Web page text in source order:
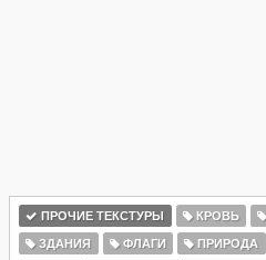
ПРОЧИЕ ТЕКСТУРЫ КРОВЬ
ЗДАНИЯ
ФЛАГИ ПРИРОДА